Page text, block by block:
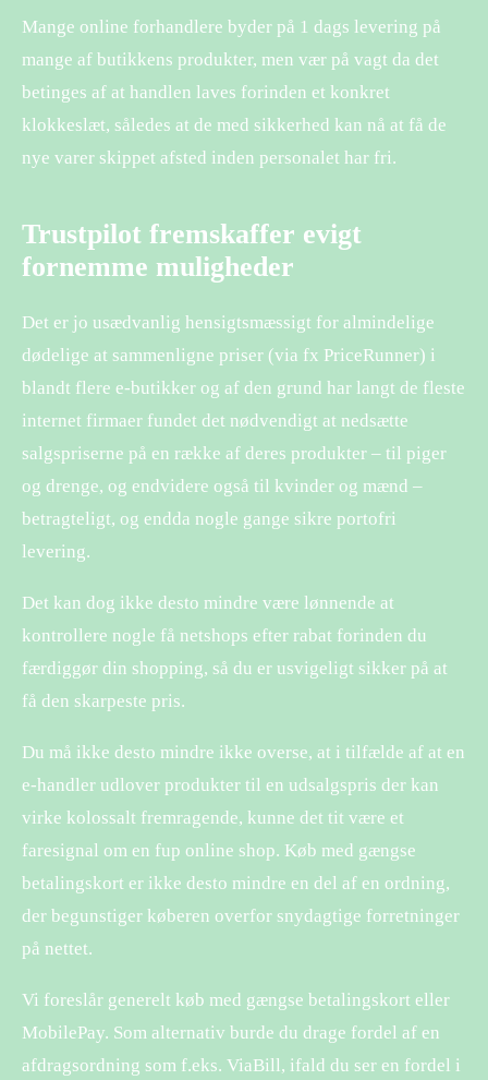
Mange online forhandlere byder på 1 dags levering på
mange af butikkens produkter, men vær på vagt da det
betinges af at handlen laves forinden et konkret
klokkeslæt, således at de med sikkerhed kan nå at få de
nye varer skippet afsted inden personalet har fri.
Trustpilot fremskaffer evigt
fornemme muligheder
Det er jo usædvanlig hensigtsmæssigt for almindelige
dødelige at sammenligne priser (via fx PriceRunner) i
blandt flere e-butikker og af den grund har langt de fleste
internet firmaer fundet det nødvendigt at nedsætte
salgspriserne på en række af deres produkter – til piger
og drenge, og endvidere også til kvinder og mænd –
betragteligt, og endda nogle gange sikre portofri
levering.
Det kan dog ikke desto mindre være lønnende at
kontrollere nogle få netshops efter rabat forinden du
færdiggør din shopping, så du er usvigeligt sikker på at
få den skarpeste pris.
Du må ikke desto mindre ikke overse, at i tilfælde af at en
e-handler udlover produkter til en udsalgspris der kan
virke kolossalt fremragende, kunne det tit være et
faresignal om en fup online shop. Køb med gængse
betalingskort er ikke desto mindre en del af en ordning,
der begunstiger køberen overfor snydagtige forretninger
på nettet.
Vi foreslår generelt køb med gængse betalingskort eller
MobilePay. Som alternativ burde du drage fordel af en
afdragsordning som f.eks. ViaBill, ifald du ser en fordel i